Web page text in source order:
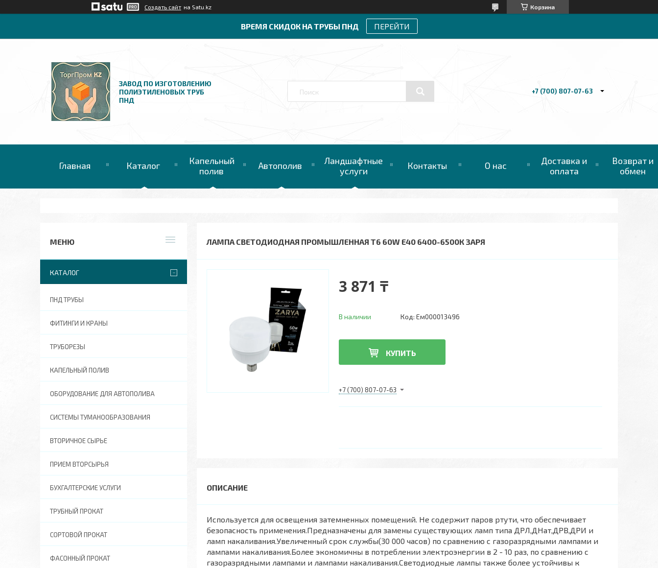
Создать сайт на Satu.kz Корзина
ВРЕМЯ СКИДОК НА ТРУБЫ ПНД ПЕРЕЙТИ
ЗАВОД ПО ИЗГОТОВЛЕНИЮ
ПОЛИЭТИЛЕНОВЫХ ТРУБ
ПНД
+7 (700) 807-07-63
Главная Каталог
Капельный
полив
Автополив
Ландшафтные
услуги
Контакты О нас
Доставка и
оплата
Возврат и
обмен
ЛАМПА СВЕТОДИОДНАЯ ПРОМЫШЛЕННАЯ Т6 60W Е40 6400-6500К ЗАРЯ
3 871 ₸
В наличии Код: Ем000013496
КУПИТЬ
+7 (700) 807-07-63
Используется для освещения затемненных помещений. Не содержит паров ртути, что обеспечивает
безопасность применения.Предназначены для замены существующих ламп типа ДРЛ,ДНат,ДРВ,ДРИ и
ламп накаливания.Увеличенный срок службы(30 000 часов) по сравнению с газоразрядными лампами и
лампами накаливания.Более экономичны в потреблении электроэнергии в 2 - 10 раз, по сравнению с
газоразрядными лампами и лампами накаливания.Светодиодные лампы также более устойчивы к
КАТАЛОГ
ПНД ТРУБЫ
ФИТИНГИ И КРАНЫ
ТРУБОРЕЗЫ
КАПЕЛЬНЫЙ ПОЛИВ
ОБОРУДОВАНИЕ ДЛЯ АВТОПОЛИВА
СИСТЕМЫ ТУМАНООБРАЗОВАНИЯ
ВТОРИЧНОЕ СЫРЬЕ
ПРИЕМ ВТОРСЫРЬЯ
БУХГАЛТЕРСКИЕ УСЛУГИ
ТРУБНЫЙ ПРОКАТ
СОРТОВОЙ ПРОКАТ
ФАСОННЫЙ ПРОКАТ